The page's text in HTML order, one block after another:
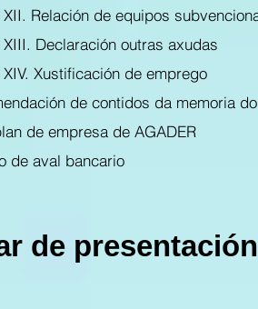
XII. Relación de equipos
XIII. Declaración outras axudas
Xustificación de emprego
de contidos da memoria
de empresa de AGADER
de aval bancario
de